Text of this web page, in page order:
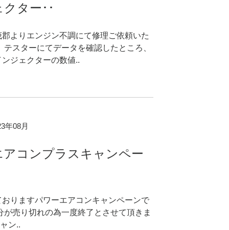
ター･･
よりエンジン不調にて修理ご依頼いた
テスターにてデータを確認したところ、
ジェクターの数値..
年08月
アコンプラスキャンペー
おりますパワーエアコンキャンペーンで
が売り切れの為一度終了とさせて頂きま
ン..